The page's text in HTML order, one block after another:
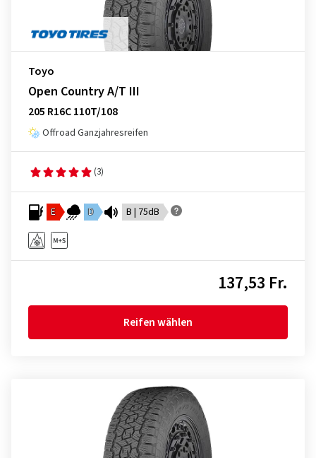
Toyo
Open Country A/T III
205 R16C 110T/108
Offroad Ganzjahresreifen
(3)
E D B | 75dB
137,53 Fr.
Reifen wählen